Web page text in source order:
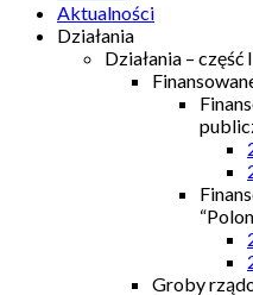
Aktualności
Działania
Działania – część I
Groby